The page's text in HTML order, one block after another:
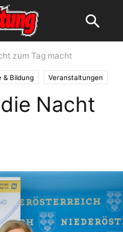
zum Tag macht
& Bildung Veranstaltungen
Nacht